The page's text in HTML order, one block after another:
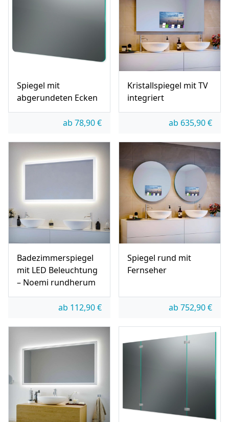
Spiegel mit
abgerundeten Ecken
ab 78,90€
Kristallspiegel mit TV
integriert
ab 635,90€
Badezimmerspiegel
mit LED Beleuchtung
– Noemi rundherum
ab 112,90€
Spiegel rund mit
Fernseher
ab 752,90€